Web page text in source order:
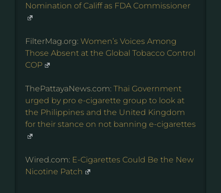
Nomination of Califf as FDA Commissioner
FilterMag.org: Women’s Voices Among
Those Absent at the Global Tobacco Control
COP
ThePattayaNews.com: Thai Government
urged by pro e-cigarette group to look at
the Philippines and the United Kingdom
for their stance on not banning e-cigarettes
Wired.com: E-Cigarettes Could Be the New
Nicotine Patch